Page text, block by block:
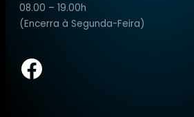
08.00 – 19.00h
(Encerra à Segunda-Feira)
Facebook